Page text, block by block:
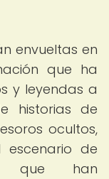
envueltas en
que ha
y leyendas a
historias de
ocultos,
de
que han